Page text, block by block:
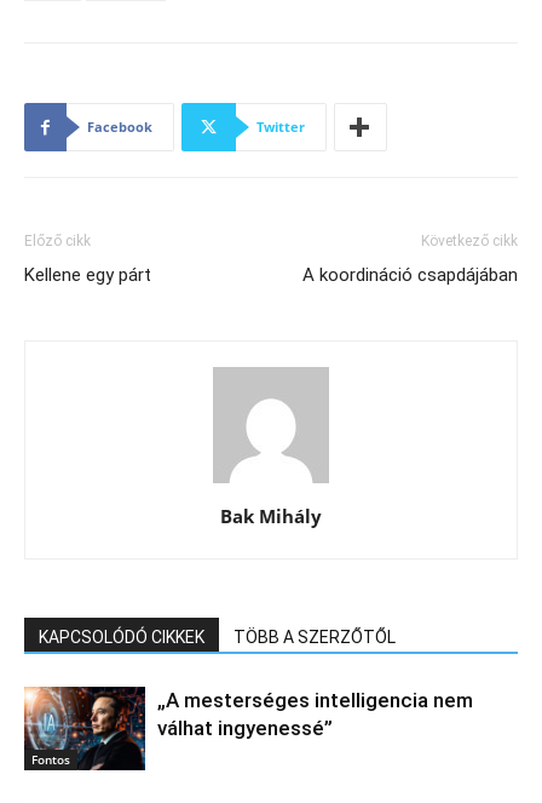
Facebook Twitter
Előző cikk
Kellene egy párt
Következő cikk
A koordináció csapdájában
Bak Mihály
KAPCSOLÓDÓ CIKKEK TÖBB A SZERZŐTŐL
Fontos
„A mesterséges intelligencia nem
válhat ingyenessé”